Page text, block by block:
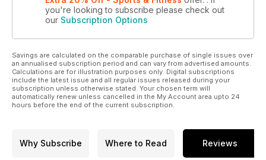
King of Swing, u.v.m.
*** Matches, die die Welt bewegten: Triple H vs. Shawn
Michaels vom WWE SummerSlam 2002
*** Das Video-Archiv unter anderem mit Razor Ramon, CM
Punk, Scooby Doo, Bad News Brown und mehr
*** Kolumnen: Christian Bruns schreibt über 10 Live-
WrestleManias, Marcus Müller mit seinen Gedanken zu CM
Punk
*** Am runden Tisch: Nach WrestleMania ist vor
WrestleMania - Das PW-Team diskutiert
*** IMPACT WRESTLING: Lockdown in Miami, die
Entwicklungen in den wöchentlichen Shows und hinter den
you're looking to subscribe please check out
our Subscription Options
Savings are calculated on the comparable purchase of single issues over
an annualised subscription period and can vary from advertised amounts.
Calculations are for illustration purposes only. Digital subscriptions
include the latest issue and all regular issues released during your
subscription unless otherwise stated. Your chosen term will
automatically renew unless cancelled in the My Account area upto 24
hours before the end of the current subscription.
Why Subscribe Where to Read Reviews